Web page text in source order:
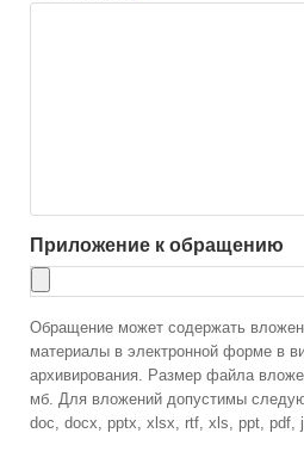
Приложение к обращению
Обращение может содержать
материалы в электронной форме в
архивирования. Размер файла
мб. Для вложений допустимы
doc, docx, pptx, xlsx, rtf, xls, ppt, pdf,